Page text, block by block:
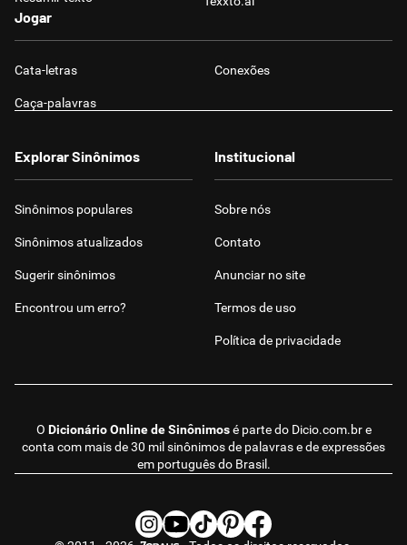
Jogar
Cata-letras Conexões
Caça-palavras
O Dicionário Online de Sinônimosé parte do Dicio.com.bre
conta com mais de 30 mil sinônimos de palavras e de expressões
em português do Brasil.
Explorar Sinônimos
Sinônimos populares
Sinônimos atualizados
Sugerir sinônimos
Encontrou um erro?
Institucional
Sobre nós
Contato
Anunciar no site
Termos de uso
Política de privacidade